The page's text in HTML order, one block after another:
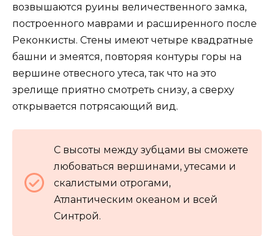
возвышаются руины величественного замка,
построенного маврами и расширенного после
Реконкисты. Стены имеют четыре квадратные
башни и змеятся, повторяя контуры горы на
вершине отвесного утеса, так что на это
зрелище приятно смотреть снизу, а сверху
открывается потрясающий вид.
С высоты между зубцами вы сможете
любоваться вершинами, утесами и
скалистыми отрогами,
Атлантическим океаном и всей
Синтрой.